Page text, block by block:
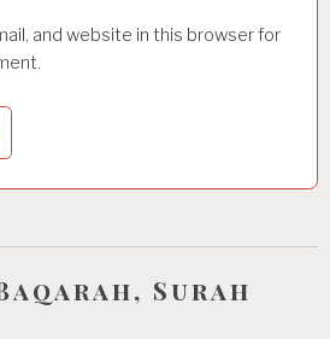
and website in this browser for
Surah